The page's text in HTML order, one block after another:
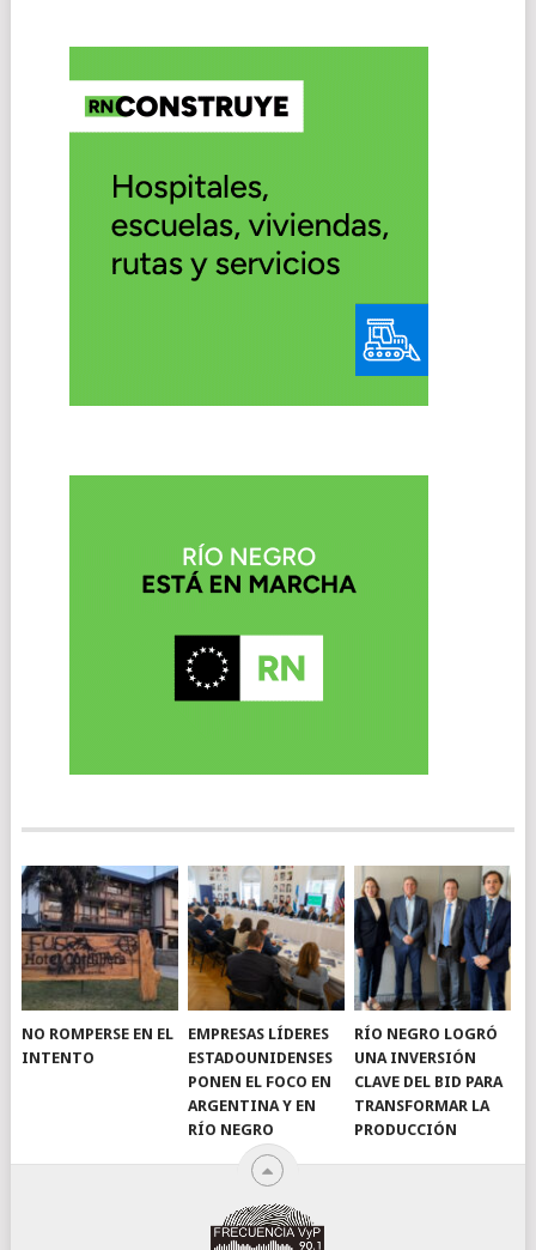
NO ROMPERSE EN EL
INTENTO
EMPRESAS LÍDERES
ESTADOUNIDENSES
PONEN EL FOCO EN
ARGENTINA Y EN
RÍO NEGRO
RÍO NEGRO LOGRÓ
UNA INVERSIÓN
CLAVE DEL BID PARA
TRANSFORMAR LA
PRODUCCIÓN